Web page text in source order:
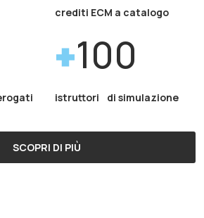
crediti ECM a catalogo
100
istruttori di simulazione
SCOPRI DI PIÙ